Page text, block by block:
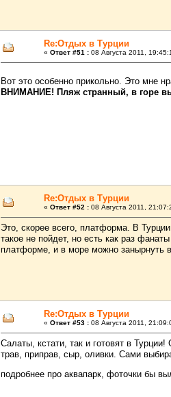
Re:Отдых в Турции
« Ответ #51 : 08 Августа 2011,
Вот это особенно прикольно. Это мне
ВНИМАНИЕ! Пляж странный, в горе
Re:Отдых в Турции
« Ответ #52 : 08 Августа 2011,
Это, скорее всего, платформа. В
такое не пойдет, но есть как раз
платформе, и в море можно занырнуть
Re:Отдых в Турции
« Ответ #53 : 08 Августа 2011,
Салаты, кстати, так и готовят в
трав, приправ, сыр, оливки. Сами
подробнее про аквапарк, фоточки бы